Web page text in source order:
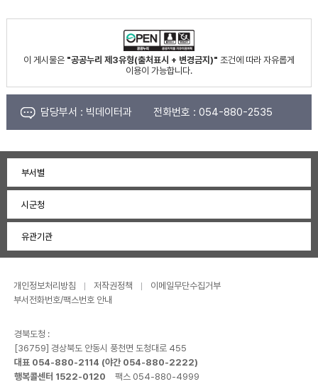
이 게시물은 "공공누리 제3유형(출처표시 + 변경금지)" 조건에 따라 자유롭게
이용이 가능합니다.
담당부서 : 빅데이터과 전화번호 : 054-880-2535
부서별
시군청
유관기관
개인정보처리방침 저작권정책
이메일무단수집거부
부서전화번호/팩스번호 안내
경북도청 :
[36759] 경상북도 안동시 풍천면 도청대로 455
대표 054-880-2114 (야간 054-880-2222)
행복콜센터 1522-0120
팩스 054-880-4999